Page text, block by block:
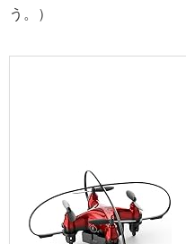
う。）